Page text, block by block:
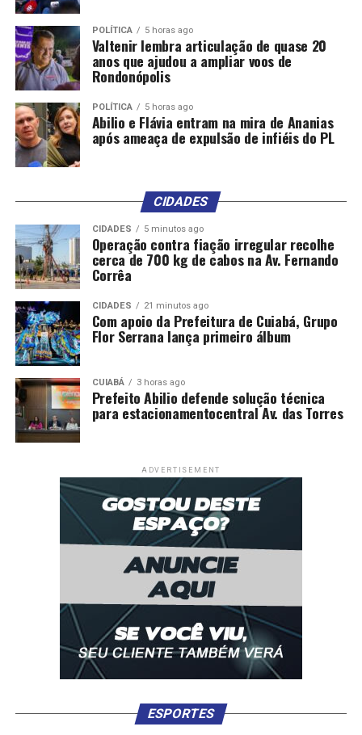
POLÍTICA 5 horas ago
Valtenir lembra articulação de quase 20
anos que ajudou a ampliar voos de
Rondonópolis
POLÍTICA 5 horas ago
Abilio e Flávia entram na mira de Ananias
após ameaça de expulsão de infiéis do PL
CIDADES
CIDADES 5 minutos ago
Operação contra fiação irregular recolhe
cerca de 700 kg de cabos na Av. Fernando
Corrêa
CIDADES 21 minutos ago
Com apoio da Prefeitura de Cuiabá, Grupo
Flor Serrana lança primeiro álbum
CUIABÁ 3 horas ago
Prefeito Abilio defende solução técnica
para estacionamentocentral Av. das Torres
ADVERTISEMENT
ESPORTES